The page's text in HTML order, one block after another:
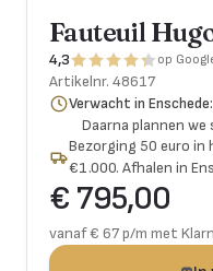
Fauteuil
4,3 op
Artikelnr. 48617
Verwacht in
Daarna plannen
Bezorging 50 euro in
€1.000. Afhalen in
€ 795,00
vanaf € 67 p/m met